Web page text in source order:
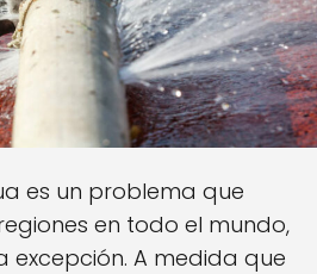
es un problema que
en todo el mundo,
excepción. A medida que